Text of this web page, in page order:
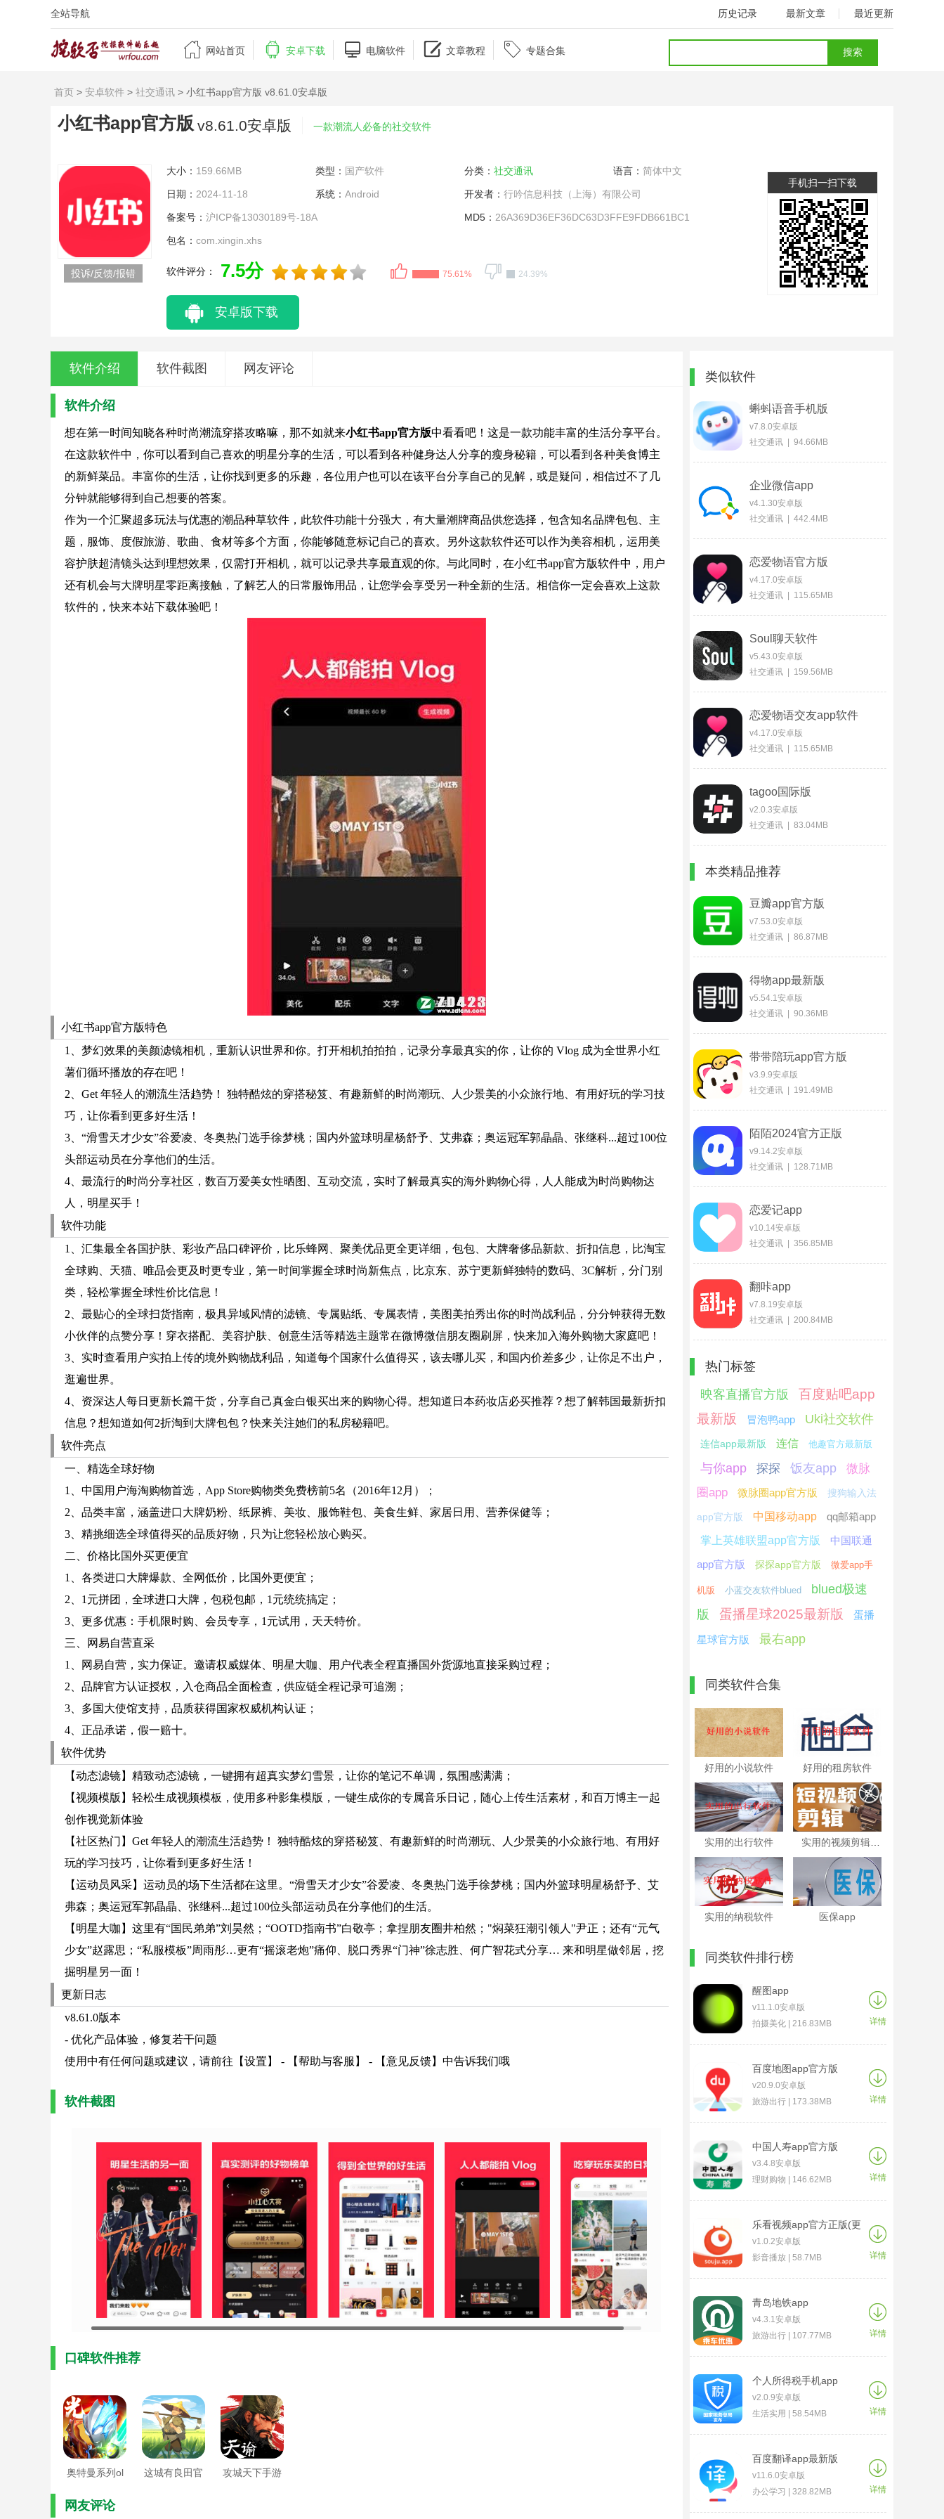
全站导航 历史记录 最新文章 最近更新
 网站首页  安卓下载  电脑软件  文章教程  专题合集
首页 > 安卓软件 > 社交通讯 > 小红书app官方版 v8.61.0安卓版
小红书app官方版 v8.61.0安卓版 一款潮流人必备的社交软件
投诉/反馈/报错
大小： 159.66MB 类型： 国产软件 分类： 社交通讯 语言： 简体中文
日期： 2024-11-18 系统： Android 开发者： 行吟信息科技（上海）有限公司
备案号： 沪ICP备13030189号-18A MD5： 26A369D36EF36DC63D3FFE9FDB661BC1
包名： com.xingin.xhs
软件评分： 7.5分 75.61% 24.39%
安卓版下载
手机扫一扫下载
软件介绍 软件截图 网友评论
软件介绍
想在第一时间知晓各种时尚潮流穿搭攻略嘛，那不如就来小红书app官方版中看看吧！这是一款功能丰富的生活分享平台。
在这款软件中，你可以看到自己喜欢的明星分享的生活，可以看到各种健身达人分享的瘦身秘籍，可以看到各种美食博主
的新鲜菜品。丰富你的生活，让你找到更多的乐趣，各位用户也可以在该平台分享自己的见解，或是疑问，相信过不了几
分钟就能够得到自己想要的答案。
作为一个汇聚超多玩法与优惠的潮品种草软件，此软件功能十分强大，有大量潮牌商品供您选择，包含知名品牌包包、主
题，服饰、度假旅游、歌曲、食材等多个方面，你能够随意标记自己的喜欢。另外这款软件还可以作为美容相机，运用美
容护肤超清镜头达到理想效果，仅需打开相机，就可以记录共享最直观的你。与此同时，在小红书app官方版软件中，用户
还有机会与大牌明星零距离接触，了解艺人的日常服饰用品，让您学会享受另一种全新的生活。相信你一定会喜欢上这款
软件的，快来本站下载体验吧！
小红书app官方版特色
1、梦幻效果的美颜滤镜相机，重新认识世界和你。打开相机拍拍拍，记录分享最真实的你，让你的 Vlog 成为全世界小红
薯们循环播放的存在吧！
2、Get 年轻人的潮流生活趋势！ 独特酷炫的穿搭秘笈、有趣新鲜的时尚潮玩、人少景美的小众旅行地、有用好玩的学习技
巧，让你看到更多好生活！
3、“滑雪天才少女”谷爱凌、冬奥热门选手徐梦桃；国内外篮球明星杨舒予、艾弗森；奥运冠军郭晶晶、张继科...超过100位
头部运动员在分享他们的生活。
4、最流行的时尚分享社区，数百万爱美女性晒图、互动交流，实时了解最真实的海外购物心得，人人能成为时尚购物达
人，明星买手！
软件功能
1、汇集最全各国护肤、彩妆产品口碑评价，比乐蜂网、聚美优品更全更详细，包包、大牌奢侈品新款、折扣信息，比淘宝
全球购、天猫、唯品会更及时更专业，第一时间掌握全球时尚新焦点，比京东、苏宁更新鲜独特的数码、3C解析，分门别
类，轻松掌握全球性价比信息！
2、最贴心的全球扫货指南，极具异域风情的滤镜、专属贴纸、专属表情，美图美拍秀出你的时尚战利品，分分钟获得无数
小伙伴的点赞分享！穿衣搭配、美容护肤、创意生活等精选主题常在微博微信朋友圈刷屏，快来加入海外购物大家庭吧！
3、实时查看用户实拍上传的境外购物战利品，知道每个国家什么值得买，该去哪儿买，和国内价差多少，让你足不出户，
逛遍世界。
4、资深达人每日更新长篇干货，分享自己真金白银买出来的购物心得。想知道日本药妆店必买推荐？想了解韩国最新折扣
信息？想知道如何2折淘到大牌包包？快来关注她们的私房秘籍吧。
软件亮点
一、精选全球好物
1、中国用户海淘购物首选，App Store购物类免费榜前5名（2016年12月）；
2、品类丰富，涵盖进口大牌奶粉、纸尿裤、美妆、服饰鞋包、美食生鲜、家居日用、营养保健等；
3、精挑细选全球值得买的品质好物，只为让您轻松放心购买。
二、价格比国外买更便宜
1、各类进口大牌爆款、全网低价，比国外更便宜；
2、1元拼团，全球进口大牌，包税包邮，1元统统搞定；
3、更多优惠：手机限时购、会员专享，1元试用，天天特价。
三、网易自营直采
1、网易自营，实力保证。邀请权威媒体、明星大咖、用户代表全程直播国外货源地直接采购过程；
2、品牌官方认证授权，入仓商品全面检查，供应链全程记录可追溯；
3、多国大使馆支持，品质获得国家权威机构认证；
4、正品承诺，假一赔十。
软件优势
【动态滤镜】精致动态滤镜，一键拥有超真实梦幻雪景，让你的笔记不单调，氛围感满满；
【视频模版】轻松生成视频模板，使用多种影集模版，一键生成你的专属音乐日记，随心上传生活素材，和百万博主一起
创作视觉新体验
【社区热门】Get 年轻人的潮流生活趋势！ 独特酷炫的穿搭秘笈、有趣新鲜的时尚潮玩、人少景美的小众旅行地、有用好
玩的学习技巧，让你看到更多好生活！
【运动员风采】运动员的场下生活都在这里。“滑雪天才少女”谷爱凌、冬奥热门选手徐梦桃；国内外篮球明星杨舒予、艾
弗森；奥运冠军郭晶晶、张继科...超过100位头部运动员在分享他们的生活。
【明星大咖】这里有“国民弟弟”刘昊然；“OOTD指南书”白敬亭；拿捏朋友圈井柏然；"焖菜狂潮引领人"尹正；还有“元气
少女”赵露思；“私服模板”周雨彤…更有“摇滚老炮”痛仰、脱口秀界“门神”徐志胜、何广智花式分享… 来和明星做邻居，挖
掘明星另一面！
更新日志
v8.61.0版本
- 优化产品体验，修复若干问题
使用中有任何问题或建议，请前往【设置】 - 【帮助与客服】 - 【意见反馈】中告诉我们哦
软件截图
口碑软件推荐
奥特曼系列ol
正版
这城有良田官 攻城天下手游
网友评论
类似软件
蝌蚪语音手机版
v7.8.0安卓版
社交通讯 | 94.66MB
企业微信app
v4.1.30安卓版
社交通讯 | 442.4MB
恋爱物语官方版
v4.17.0安卓版
社交通讯 | 115.65MB
Soul聊天软件
v5.43.0安卓版
社交通讯 | 159.56MB
恋爱物语交友app软件
v4.17.0安卓版
社交通讯 | 115.65MB
tagoo国际版
v2.0.3安卓版
社交通讯 | 83.04MB
本类精品推荐
豆瓣app官方版
v7.53.0安卓版
社交通讯 | 86.87MB
得物app最新版
v5.54.1安卓版
社交通讯 | 90.36MB
带带陪玩app官方版
v3.9.9安卓版
社交通讯 | 191.49MB
陌陌2024官方正版
v9.14.2安卓版
社交通讯 | 128.71MB
恋爱记app
v10.14安卓版
社交通讯 | 356.85MB
翻咔app
v7.8.19安卓版
社交通讯 | 200.84MB
热门标签
映客直播官方版
百度贴吧app
最新版
冒泡鸭app Uki社交软件
连信app最新版 连信 他趣官方最新版
与你app 探探 饭友app
微脉
圈app
微脉圈app官方版 搜狗输入法
app官方版 中国移动app
qq邮箱app
掌上英雄联盟app官方版
中国联通
app官方版
探探app官方版 微爱app手
机版 小蓝交友软件blued
blued极速
版
蛋播星球2025最新版 蛋播
星球官方版 最右app
同类软件合集
好用的小说软件 好用的租房软件
实用的出行软件
实用的纳税软件 医保app
同类软件排行榜
醒图app
v11.1.0安卓版
拍摄美化 | 216.83MB
详情
百度地图app官方版
v20.9.0安卓版
旅游出行 | 173.38MB
详情
中国人寿app官方版
v3.4.8安卓版
理财购物 | 146.62MB
详情
乐看视频app官方正版(更
名为搜剧)
v1.0.2安卓版
影音播放 | 58.7MB
详情
青岛地铁app
v4.3.1安卓版
旅游出行 | 107.77MB
详情
个人所得税手机app
v2.0.9安卓版
生活实用 | 58.54MB
详情
百度翻译app最新版
v11.6.0安卓版
办公学习 | 328.82MB
详情